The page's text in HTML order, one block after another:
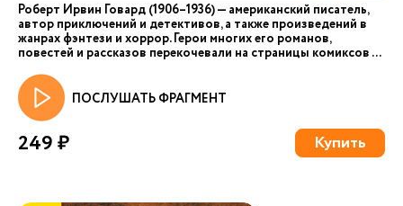
Роберт Ирвин Говард (1906–1936) — американский писатель,
автор приключений и детективов, а также произведений в
жанрах фэнтези и хоррор. Герои многих его романов,
повестей и рассказов перекочевали на страницы комиксов ...
ПОСЛУШАТЬ ФРАГМЕНТ
249 ₽ Купить